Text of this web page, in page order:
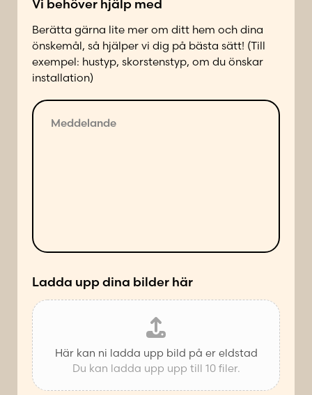
t
d
p
å
f
ö
l
t
*
Vi behöver hjälp med
Berätta gärna lite mer om ditt hem och dina
önskemål, så hjälper vi dig på bästa sätt! (Till
exempel: hustyp, skorstenstyp, om du önskar
installation)
M
d
e
Ladda upp dina bilder här
Här kan ni ladda upp bild på er eldstad
Du kan ladda upp upp till 10 filer.